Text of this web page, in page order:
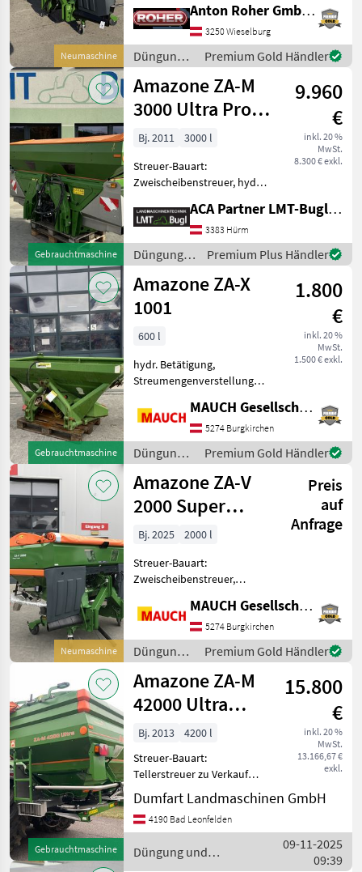
Neumaschine
Grenzstreueinrichtung,
Streumengenverstellung *
ZA-TS Hydro *
Behälteraufsatz 3200L *
Abdeckrollplane L * Leer
Anton Roher GmbH (ACA Center Roher)
3250 Wieselburg
Düngung
und
Beregnung
/ Amazone
Premium Gold Händler
Gebrauchtmaschine
Amazone ZA-M
3000 Ultra Profis
Hydro
9.960
€
inkl. 20 %
MwSt.
8.300 € exkl.
Bj. 2011
3000 l
Streuer-Bauart:
Zweischeibenstreuer, hydr.
Grenzstreueinrichtung,
Streumengenverstellung
Amazone Wiegestreuer ZA-
M 3000 Ultra Profis Hydro *
hydraulischer
ACA Partner LMT-Bugl GmbH
3383 Hürm
Düngung
und
Beregnung
/ Amazone
Premium Plus Händler
Gebrauchtmaschine
Amazone ZA-X
1001
1.800
€
inkl. 20 %
MwSt.
1.500 € exkl.
600 l
hydr. Betätigung,
Streumengenverstellung
- Streuscheiben - hydr.
Schieber - Gitterrost -
Rührwerk - Dreipunktanbau
Das Gerät ist
MAUCH Gesellschaft m.b.H. & Co.KG
5274 Burgkirchen
Düngung
und
Beregnung
/ Amazone
Premium Gold Händler
Neumaschine
Amazone ZA-V
2000 Super
Profis Tronic
Preis
auf
Anfrage
Bj. 2025
2000 l
Streuer-Bauart:
Zweischeibenstreuer,
Ausstattung: - Profis
Wiegesystem - Streuwerk
ZA-V Tronic - Gelenkwelle
mit Reibkupplung -
Behälterau
MAUCH Gesellschaft m.b.H. & Co.KG
5274 Burgkirchen
Düngung
und
Beregnung
/ Amazone
Premium Gold Händler
Gebrauchtmaschine
Amazone ZA-M
42000 Ultra
Profis Hydro
15.800
€
inkl. 20 %
MwSt.
13.166,67 €
exkl.
Bj. 2013
4200 l
Streuer-Bauart:
Tellerstreuer zu Verkauf
steht ein Amazone
Wiegestreuer ZA-M-4200
Profis Hydro, komplett mit
GPS, Freisschaltung Teilbrei
Dumfart Landmaschinen GmbH
4190 Bad Leonfelden
Düngung und
Beregnung / Amazone
09-11-2025
09:39